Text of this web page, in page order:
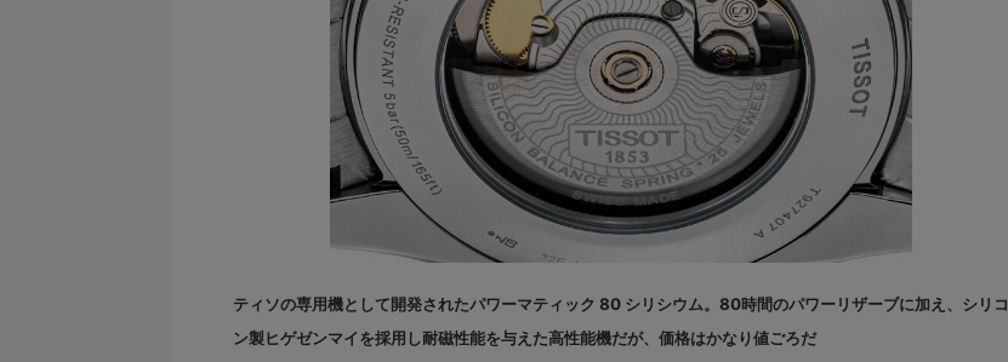
ティソの専用機として開発されたパワーマティック 80 シリシウム。80時間のパワーリザーブに加え、シリコ
ン製ヒゲゼンマイを採用し耐磁性能を与えた高性能機だが、価格はかなり値ごろだ